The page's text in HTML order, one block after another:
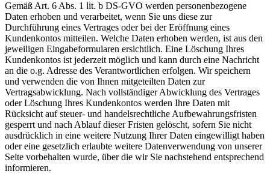
Gemäß Art. 6 Abs. 1 lit. b DS-GVO werden personenbezogene
Daten erhoben und verarbeitet, wenn Sie uns diese zur
Durchführung eines Vertrages oder bei der Eröffnung eines
Kundenkontos mitteilen. Welche Daten erhoben werden, ist aus den
jeweiligen Eingabeformularen ersichtlich. Eine Löschung Ihres
Kundenkontos ist jederzeit möglich und kann durch eine Nachricht
an die o.g. Adresse des Verantwortlichen erfolgen. Wir speichern
und verwenden die von Ihnen mitgeteilten Daten zur
Vertragsabwicklung. Nach vollständiger Abwicklung des Vertrages
oder Löschung Ihres Kundenkontos werden Ihre Daten mit
Rücksicht auf steuer- und handelsrechtliche Aufbewahrungsfristen
gesperrt und nach Ablauf dieser Fristen gelöscht, sofern Sie nicht
ausdrücklich in eine weitere Nutzung Ihrer Daten eingewilligt haben
oder eine gesetzlich erlaubte weitere Datenverwendung von unserer
Seite vorbehalten wurde, über die wir Sie nachstehend entsprechend
informieren.